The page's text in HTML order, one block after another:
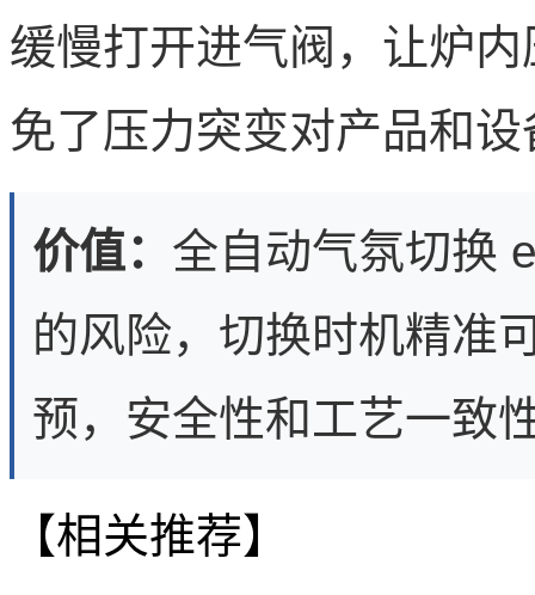
缓慢打开进气阀，让炉
免了压力突变对产品和
价值： 全自动气氛切换
的风险，切换时机精准
预，安全性和工艺一致
【相关推荐】